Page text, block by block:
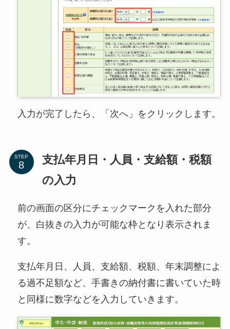
入力が完了したら、「次へ」をクリックします。
STEP
支払年月日・人員・支給額・税額
の入力
前の画面の区分にチェックマークを入れた部分
が、白抜きの入力が可能な枠となり表示されま
す。
支払年月日、人員、支給額、税額、年末調整によ
る過不足額など、手書きの納付書に書いていた時
と同様に数字などを入力していきます。